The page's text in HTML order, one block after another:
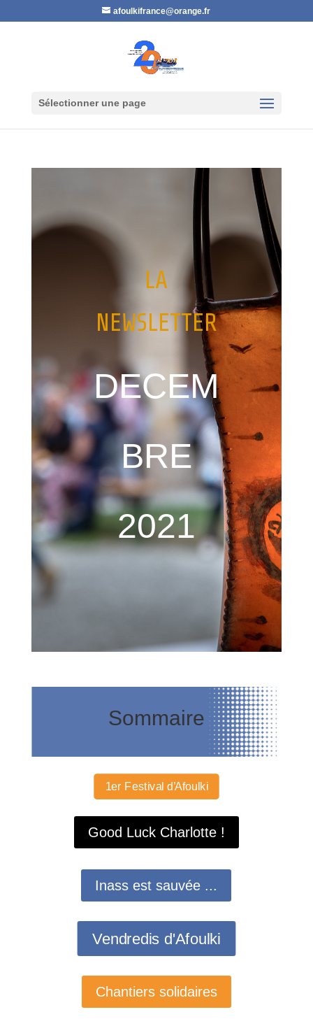
afoulkifrance@orange.fr
Sélectionner une page
LA
NEWSLETTER
DECEM
BRE
2021
Sommaire
1er Festival d’Afoulki
Good Luck Charlotte !
Inass est sauvée ...
Vendredis d'Afoulki
Chantiers solidaires